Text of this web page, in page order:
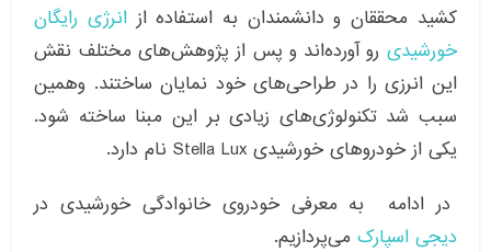
کشید محققان و دانشمندان به استفاده ازانرژی رایگان
خورشیدی رو آورده‌اند و پس از پژوهش‌های مختلف نقش
این انرزی را در طراحی‌های خود نمایان ساختند. وهمین
سبب شد تکنولوژی‌های زیادی بر این مبنا ساخته شود.
یکی از خودروهای خورشیدی Stella Lux نام دارد.
در ادامه به معرفی خودروی خانوادگی خورشیدی در
دیجی اسپارک می‌پردازیم.